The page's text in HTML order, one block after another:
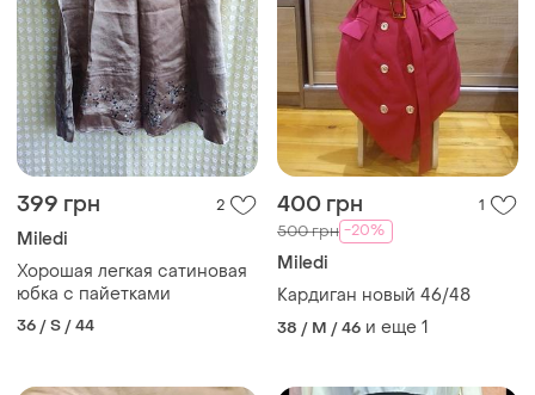
399 грн 2
Miledi
Хорошая легкая сатиновая
юбка с пайетками
36 / S / 44
400 грн 1
500 грн -20%
Miledi
Кардиган новый 46/48
38 / M / 46 и еще 1